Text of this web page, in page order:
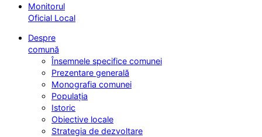
Monitorul
Oficial Local
Despre
comună
Însemnele specifice comunei
Prezentare generală
Monografia comunei
Populația
Istoric
Obiective locale
Strategia de dezvoltare